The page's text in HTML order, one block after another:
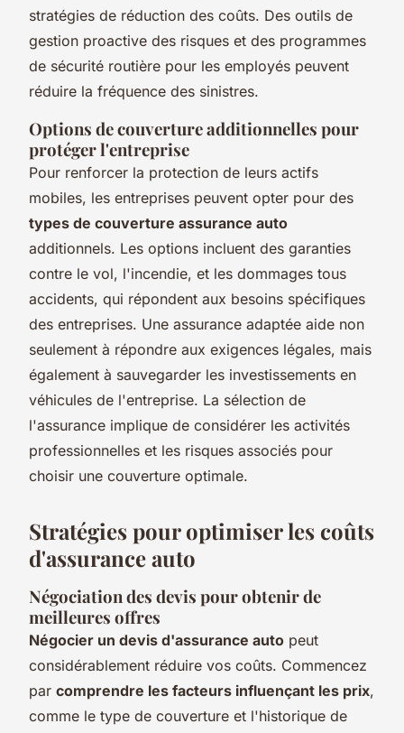
stratégies de réduction des coûts. Des outils de
gestion proactive des risques et des programmes
de sécurité routière pour les employés peuvent
réduire la fréquence des sinistres.
Options de couverture additionnelles pour
protéger l'entreprise
Pour renforcer la protection de leurs actifs
mobiles, les entreprises peuvent opter pour des
types de couverture assurance auto
additionnels. Les options incluent des garanties
contre le vol, l'incendie, et les dommages tous
accidents, qui répondent aux besoins spécifiques
des entreprises. Une assurance adaptée aide non
seulement à répondre aux exigences légales, mais
également à sauvegarder les investissements en
véhicules de l'entreprise. La sélection de
l'assurance implique de considérer les activités
professionnelles et les risques associés pour
choisir une couverture optimale.
Stratégies pour optimiser les coûts
d'assurance auto
Négociation des devis pour obtenir de
meilleures offres
Négocier un devis d'assurance auto peut
considérablement réduire vos coûts. Commencez
par comprendre les facteurs influençant les prix,
comme le type de couverture et l'historique de